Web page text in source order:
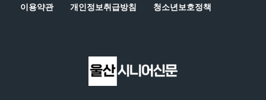
이용약관 개인정보취급방침 청소년보호정책